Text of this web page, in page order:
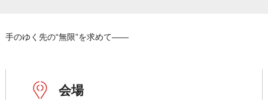
手のゆく先の“無限”を求めて――
会場